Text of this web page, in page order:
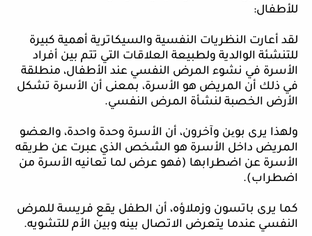
للأطفال:
لقد أعارت النظريات النفسية والسيكاترية أهمية كبيرة
للتنشئة الوالدية ولطبيعة العلاقات التي تتم بين أفراد
الأسرة في نشوء المرض النفسي عند الأطفال، منطلقة
في ذلك أن المريض هو الأسرة، بمعنى أن الأسرة تشكل
الأرض الخصبة لنشأة المرض النفسي.
ولهذا يرى بوین وآخرون، أن الأسرة وحدة واحدة، والعضو
المريض داخل الأسرة هو الشخص الذي عبرت عن طريقه
الأسرة عن اضطرابها (فهو عرض لما تعانيه الأسرة من
اضطراب).
كما يرى باتسون وزملاؤه، أن الطفل يقع فريسة للمرض
النفسي عندما يتعرض الاتصال بينه وبين الأم للتشويه.